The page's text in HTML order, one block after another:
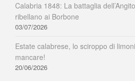
Calabria 1848: La battaglia
ribellano ai Borbone
03/07/2026
Estate calabrese, lo sciroppo di
mancare!
20/06/2026